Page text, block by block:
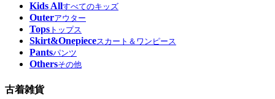
Kids Allすべてのキッズ
Outerアウター
Tops トップス
Skirt&Onepieceスカート＆ワンピース
Pantsパンツ
Othersその他
古着雑貨